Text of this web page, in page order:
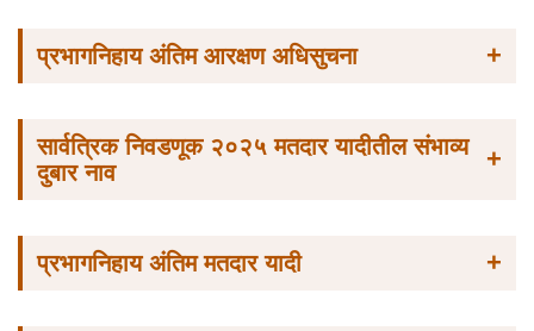
प्रभागनिहाय अंतिम आरक्षण अधिसुचना +
सार्वत्रिक निवडणूक २०२५ मतदार यादीतील संभाव्य
दुबार नाव
+
प्रभागनिहाय अंतिम मतदार यादी +